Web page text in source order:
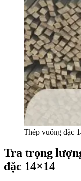
Thép vuông đặc
Tra trọng
đặc 14×14